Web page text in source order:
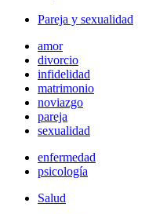
Pareja y sexualidad
amor
divorcio
infidelidad
matrimonio
noviazgo
pareja
sexualidad
enfermedad
psicología
Salud